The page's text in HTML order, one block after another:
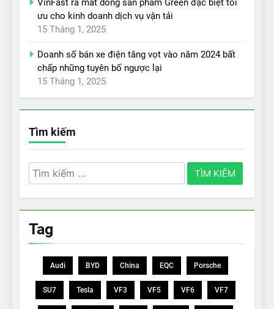
VinFast ra mắt dòng sản phẩm Green đặc biệt tối
ưu cho kinh doanh dịch vụ vận tải
15 Tháng 1, 2025
Doanh số bán xe điện tăng vọt vào năm 2024 bất
chấp những tuyên bố ngược lại
15 Tháng 1, 2025
Tìm kiếm
Tìm
kiếm
Tag
Audi BYD China EQC Porsche
SU7 Tesla VF3 VF5 VF6 VF7